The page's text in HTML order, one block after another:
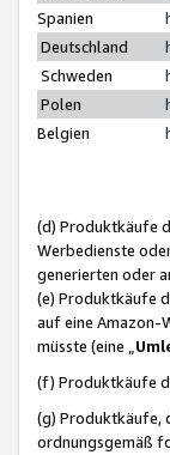
Spanien
Deutschland
Schweden
Polen
Belgien
(d) Produktkäufe
Werbedienste
generierten oder
(e) Produktkäufe
auf eine Amazon-
müsste (eine „
(f) Produktkäufe
(g) Produktkäufe,
ordnungsgemäß